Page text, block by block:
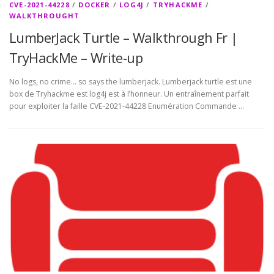
CVE-2021-44228 / DOCKER / LOG4J / TRYHACKME /
WALKTHROUGHT
LumberJack Turtle – Walkthrough Fr |
TryHackMe – Write-up
No logs, no crime… so says the lumberjack. Lumberjack turtle est une
box de Tryhackme est log4j est à l’honneur. Un entraînement parfait
pour exploiter la faille CVE-2021-44228 Enumération Commande …